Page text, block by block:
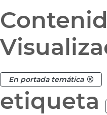
En portada temática
etiqueta